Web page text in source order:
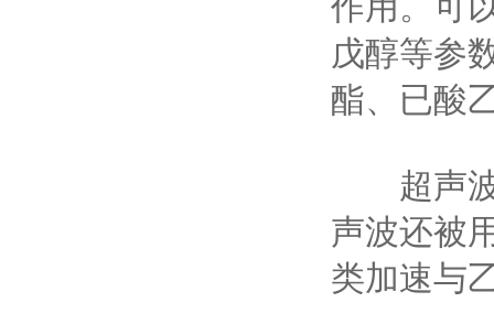
戊醇等参
酯、已酸
超声波
声波还被
类加速与